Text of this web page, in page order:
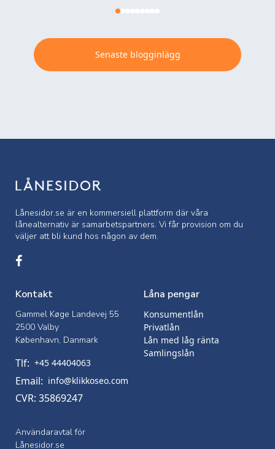
Senaste blogginlägg
Lånesidor.se är en kommersiell plattform där våra
lånealternativ är samarbetspartners. Vi får provision om du
väljer att bli kund hos någon av dem.
Kontakt
Gammel Køge Landevej 55
2500 Valby
København, Danmark
Tlf: +45 44404063
Email: info@klikkoseo.com
CVR: 35869247
Användaravtal för
Lånesidor.se
Låna pengar
Konsumentlån
Privatlån
Lån med låg ränta
Samlingslån